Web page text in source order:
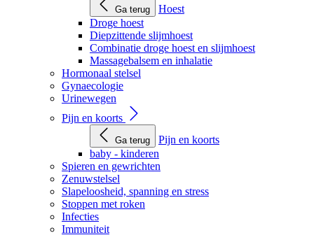
Ga terug
Hoest
Droge hoest
Diepzittende slijmhoest
Combinatie droge hoest en slijmhoest
Massagebalsem en inhalatie
Hormonaal stelsel
Gynaecologie
Urinewegen
Pijn en koorts
Ga terug
Pijn en koorts
baby - kinderen
Spieren en gewrichten
Zenuwstelsel
Slapeloosheid, spanning en stress
Stoppen met roken
Infecties
Immuniteit